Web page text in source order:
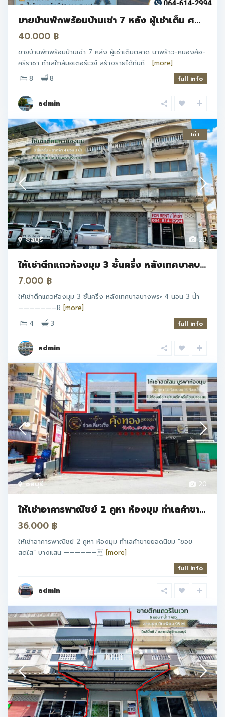
ขายบ้านพักพร้อมบ้านเช่า 7 หลัง ผู้เช่าเต็ม ศ...
40.000 ฿
ขายบ้านพักพร้อมบ้านเช่า 7 หลัง ผู้เช่าเต็มตลาด นาพร้าว-หนองค้อ-
ศรีราชา ทำเลใกล้มอเตอร์เวย์ สร้างรายได้ทันที [more]
8
8 full info
admin
23
ชลบุรี
เช่า
ให้เช่าตึกแถวห้องมุม 3 ชั้นครึ่ง หลังเทศบาลบ...
7.000 ฿
ให้เช่าตึกแถวห้องมุม 3 ชั้นครึ่ง หลังเทศบาลบางพระ 4 นอน 3 น้ำ
———————R [more]
4
3 full info
admin
20
ชลบุรี
ให้เช่าอาคารพาณิชย์ 2 คูหา ห้องมุม ทำเลค้าขา...
36.000 ฿
ให้เช่าอาคารพาณิชย์ 2 คูหา ห้องมุม ทำเลค้าขายยอดนิยม “ซอย
สดใส” บางแสน —————— [more]
full info
admin